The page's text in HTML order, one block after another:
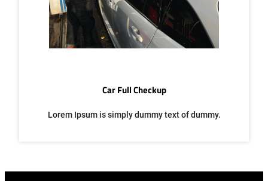
Car Full Checkup
Lorem Ipsum is simply dummy text of dummy.